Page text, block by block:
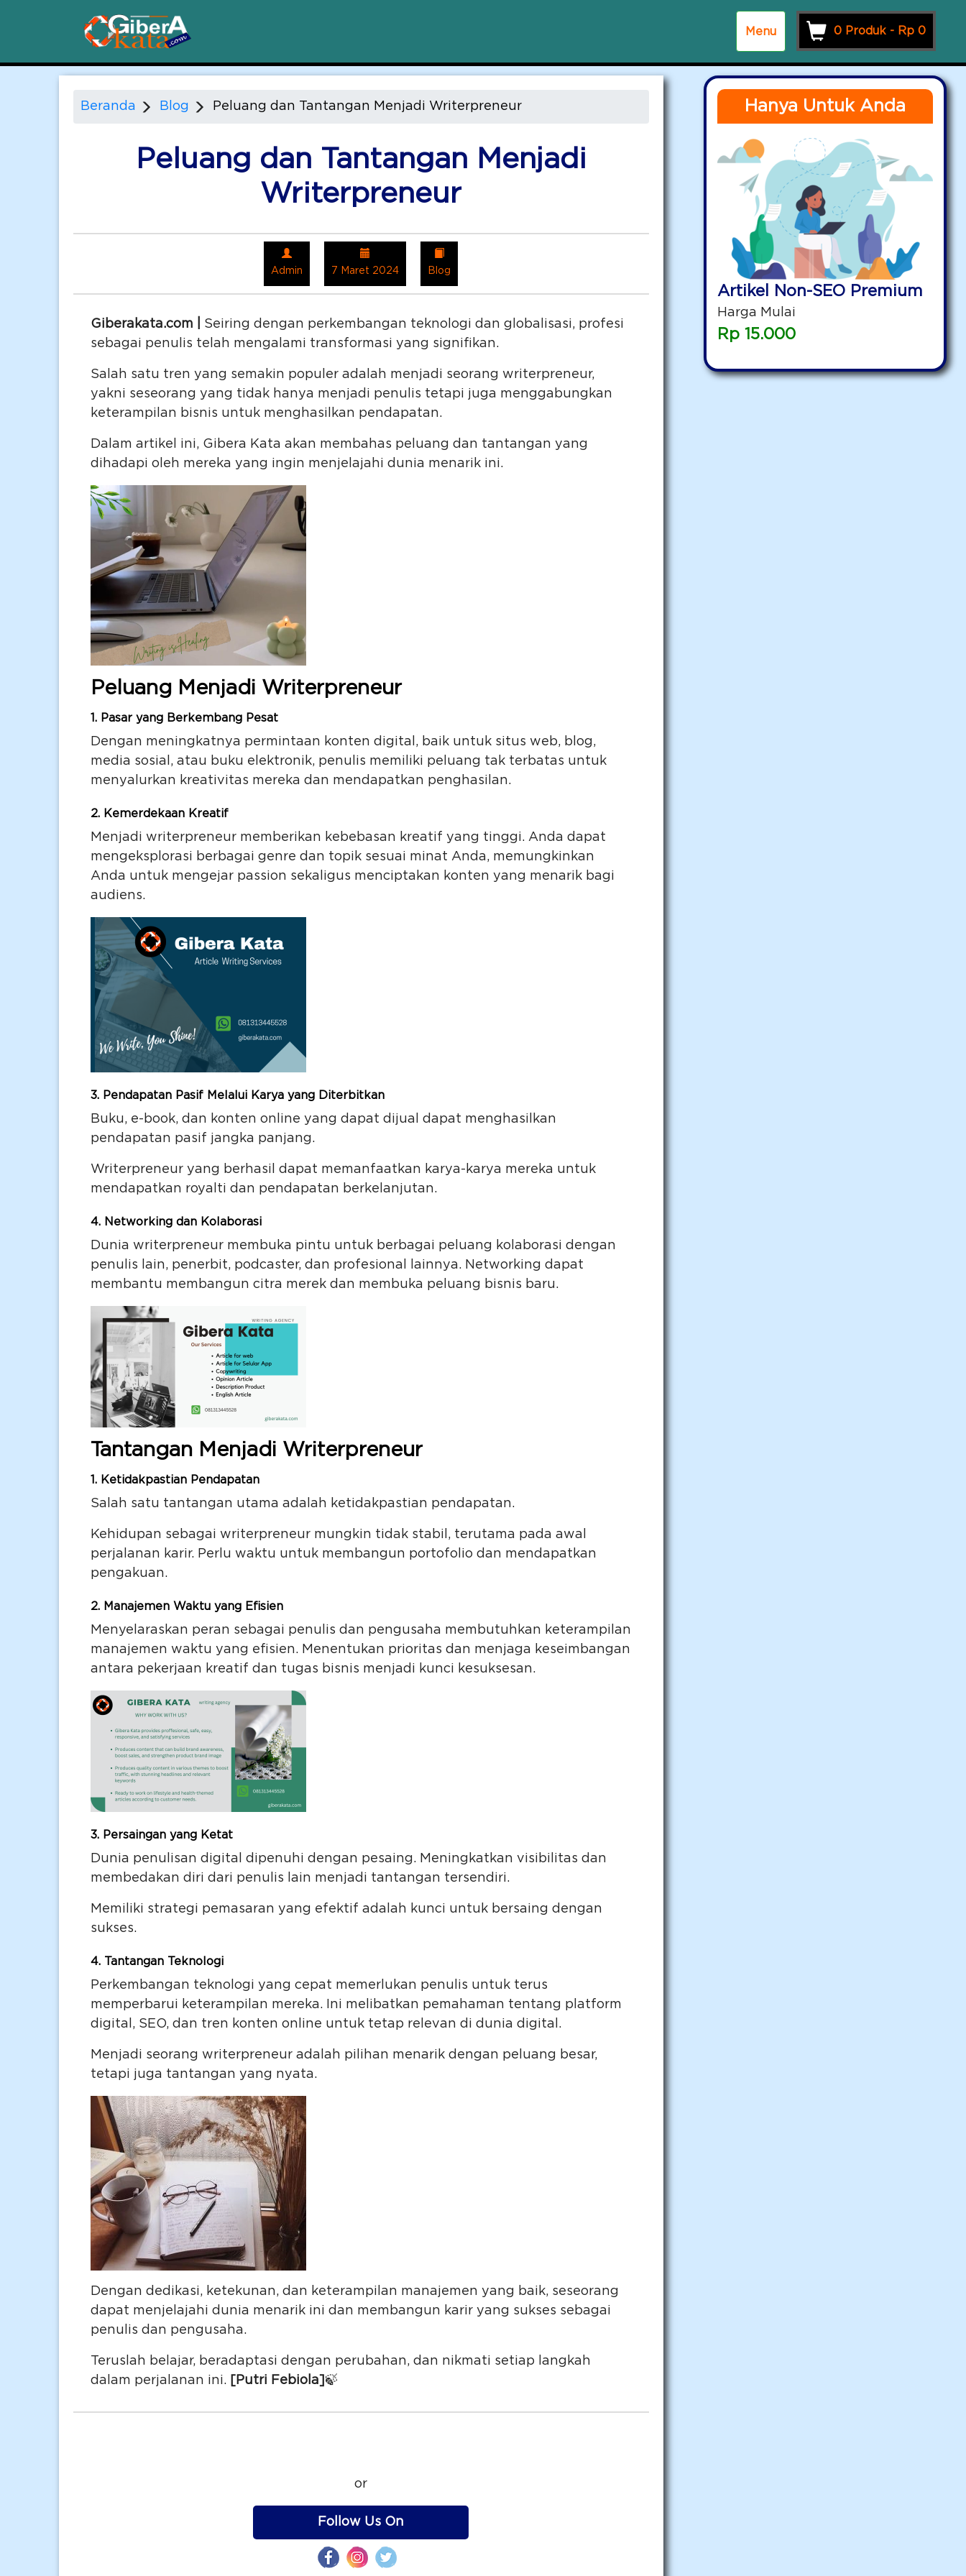
Menu 0 Produk - Rp 0
Beranda Blog Peluang dan Tantangan Menjadi Writerpreneur
Peluang dan Tantangan Menjadi
Writerpreneur
Admin 7 Maret 2024 Blog
Giberakata.com |
Seiring dengan perkembangan teknologi dan globalisasi, profesi
sebagai penulis telah mengalami transformasi yang signifikan.
Salah satu tren yang semakin populer adalah menjadi seorang writerpreneur,
yakni seseorang yang tidak hanya menjadi penulis tetapi juga menggabungkan
keterampilan bisnis untuk menghasilkan pendapatan.
Dalam artikel ini, Gibera Kata akan membahas peluang dan tantangan yang
dihadapi oleh mereka yang ingin menjelajahi dunia menarik ini.
Peluang Menjadi Writerpreneur
1. Pasar yang Berkembang Pesat
Dengan meningkatnya permintaan konten digital, baik untuk situs web, blog,
media sosial, atau buku elektronik, penulis memiliki peluang tak terbatas untuk
menyalurkan kreativitas mereka dan mendapatkan penghasilan.
2. Kemerdekaan Kreatif
Menjadi writerpreneur memberikan kebebasan kreatif yang tinggi. Anda dapat
mengeksplorasi berbagai genre dan topik sesuai minat Anda, memungkinkan
Anda untuk mengejar passion sekaligus menciptakan konten yang menarik bagi
audiens.
3. Pendapatan Pasif Melalui Karya yang Diterbitkan
Buku, e-book, dan konten online yang dapat dijual dapat menghasilkan
pendapatan pasif jangka panjang.
Writerpreneur yang berhasil dapat memanfaatkan karya-karya mereka untuk
mendapatkan royalti dan pendapatan berkelanjutan.
4. Networking dan Kolaborasi
Dunia writerpreneur membuka pintu untuk berbagai peluang kolaborasi dengan
penulis lain, penerbit, podcaster, dan profesional lainnya. Networking dapat
membantu membangun citra merek dan membuka peluang bisnis baru.
Tantangan Menjadi Writerpreneur
1. Ketidakpastian Pendapatan
Salah satu tantangan utama adalah ketidakpastian pendapatan.
Kehidupan sebagai writerpreneur mungkin tidak stabil, terutama pada awal
perjalanan karir. Perlu waktu untuk membangun portofolio dan mendapatkan
pengakuan.
2. Manajemen Waktu yang Efisien
Menyelaraskan peran sebagai penulis dan pengusaha membutuhkan keterampilan
manajemen waktu yang efisien. Menentukan prioritas dan menjaga keseimbangan
antara pekerjaan kreatif dan tugas bisnis menjadi kunci kesuksesan.
3. Persaingan yang Ketat
Dunia penulisan digital dipenuhi dengan pesaing. Meningkatkan visibilitas dan
membedakan diri dari penulis lain menjadi tantangan tersendiri.
Memiliki strategi pemasaran yang efektif adalah kunci untuk bersaing dengan
sukses.
4. Tantangan Teknologi
Perkembangan teknologi yang cepat memerlukan penulis untuk terus
memperbarui keterampilan mereka. Ini melibatkan pemahaman tentang platform
digital, SEO, dan tren konten online untuk tetap relevan di dunia digital.
Menjadi seorang writerpreneur adalah pilihan menarik dengan peluang besar,
tetapi juga tantangan yang nyata.
Dengan dedikasi, ketekunan, dan keterampilan manajemen yang baik, seseorang
dapat menjelajahi dunia menarik ini dan membangun karir yang sukses sebagai
penulis dan pengusaha.
Teruslah belajar, beradaptasi dengan perubahan, dan nikmati setiap langkah
dalam perjalanan ini.[Putri Febiola] 🍃
or
Follow Us On
Hanya Untuk Anda
Artikel Non-SEO Premium
Harga Mulai
Rp15.000